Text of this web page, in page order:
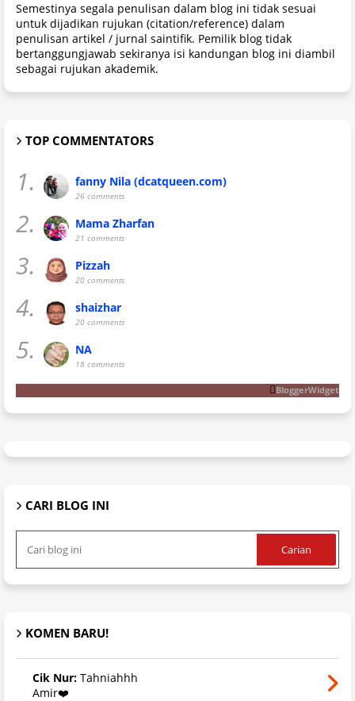
Semestinya segala penulisan dalam blog ini tidak sesuai
untuk dijadikan rujukan (citation/reference) dalam
penulisan artikel / jurnal saintifik. Pemilik blog tidak
bertanggungjawab sekiranya isi kandungan blog ini diambil
sebagai rujukan akademik.
TOP COMMENTATORS
1. fanny Nila (dcatqueen.com)
26 comments
2. Mama Zharfan
21 comments
3. Pizzah
20 comments
4. shaizhar
20 comments
5. NA
18 comments
BloggerWidget
CARI BLOG INI
KOMEN BARU!
Cik Nur: Tahniahhh
Amir❤️